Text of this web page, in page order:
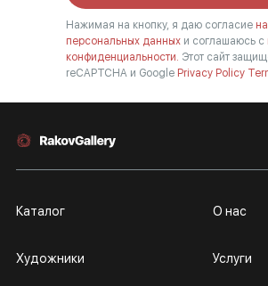
Нажимая на кнопку, я даю согласие
персональных данных и соглашаюсь с
конфиденциальности. Этот сайт
reCAPTCHA и Google Privacy Policy
Каталог
Художники
О нас
Услуги